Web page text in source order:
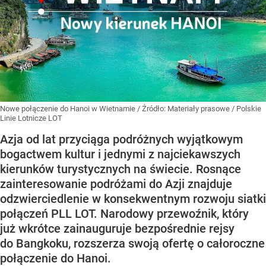
Nowe połączenie do Hanoi w Wietnamie / Źródło: Materiały prasowe / Polskie
Linie Lotnicze LOT
Azja od lat przyciąga podróżnych wyjątkowym
bogactwem kultur i jednymi z najciekawszych
kierunków turystycznych na świecie. Rosnące
zainteresowanie podróżami do Azji znajduje
odzwierciedlenie w konsekwentnym rozwoju siatki
połączeń PLL LOT. Narodowy przewoźnik, który
już wkrótce zainauguruje bezpośrednie rejsy
do Bangkoku, rozszerza swoją ofertę o całoroczne
połączenie do Hanoi.